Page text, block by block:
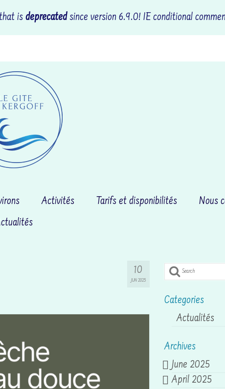
is deprecatedsince version 6.9.0! IE conditional
Activités Tarifs et disponibilités
Nous
10
JUN 2025
Search
for:
Categories
Actualités
Archives
June 2025
April 2025